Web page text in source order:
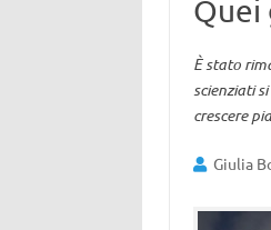
Quei
È stato
scienziati
crescere
Giulia